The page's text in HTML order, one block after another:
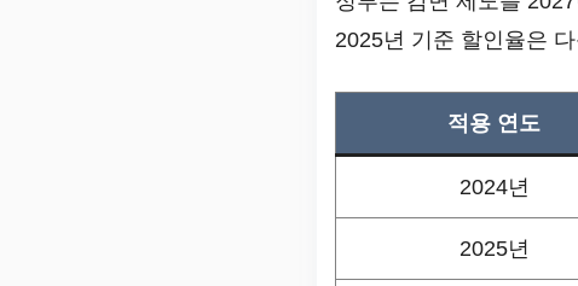
2025년 기준 할인율은
적용 연도
2024년
2025년